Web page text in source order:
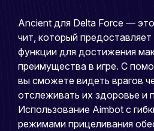
Ancient для Delta Force —
чит, который
функции для достижения
преимущества в игре. С
вы сможете видеть врагов
отслеживать их здоровье и
Использование Aimbot с
режимами прицеливания